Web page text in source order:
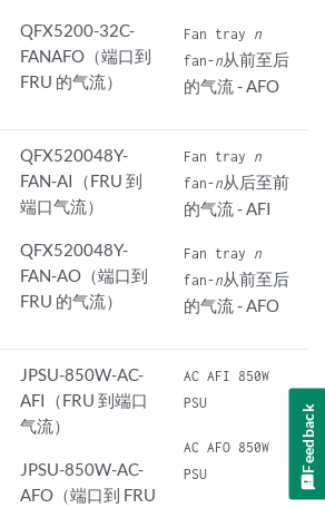
QFX5200-32C-
FANAFO（端口到
FRU 的气流）
Fan tray n
fan-n从前至后
的气流 - AFO
QFX520048Y-
FAN-AI（FRU 到
端口气流）
QFX520048Y-
FAN-AO（端口到
FRU 的气流）
Fan tray n
fan-n从后至前
的气流 - AFI
Fan tray n
fan-n从前至后
的气流 - AFO
JPSU-850W-AC-
AFI（FRU 到端口
气流）
JPSU-850W-AC-
AFO（端口到 FRU
AC AFI 850W
PSU
AC AFO 850W
PSU
Feedback